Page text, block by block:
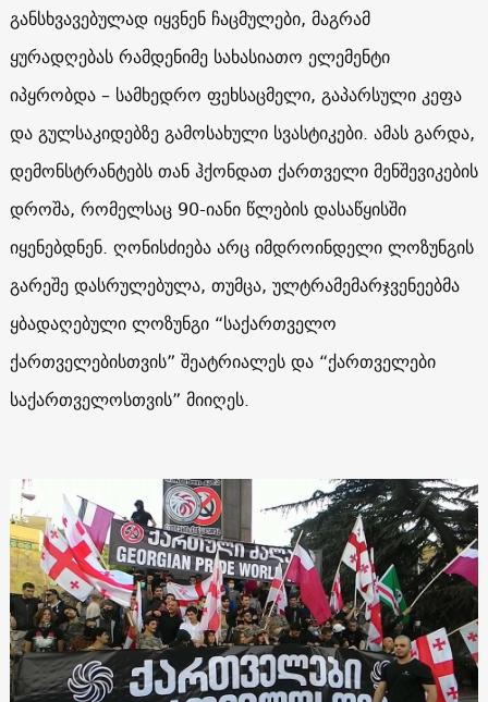
განსხვავებულად იყვნენ ჩაცმულები, მაგრამ
ყურადღებას რამდენიმე სახასიათო ელემენტი
იპყრობდა – სამხედრო ფეხსაცმელი, გაპარსული კეფა
და გულსაკიდებზე გამოსახული სვასტიკები. ამას გარდა,
დემონსტრანტებს თან ჰქონდათ ქართველი მენშევიკების
დროშა, რომელსაც 90-იანი წლების დასაწყისში
იყენებდნენ. ღონისძიება არც იმდროინდელი ლოზუნგის
გარეშე დასრულებულა, თუმცა, ულტრამემარჯვენეებმა
ყბადაღებული ლოზუნგი “საქართველო
ქართველებისთვის” შეატრიალეს და “ქართველები
საქართველოსთვის” მიიღეს.